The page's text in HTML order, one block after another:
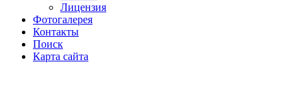
Лицензия
Фотогалерея
Контакты
Поиск
Карта сайта